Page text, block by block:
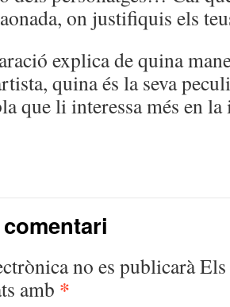
on justifiquis els
explica de quina
quina és la seva
que li interessa més en
no es publicaràEls
amb *